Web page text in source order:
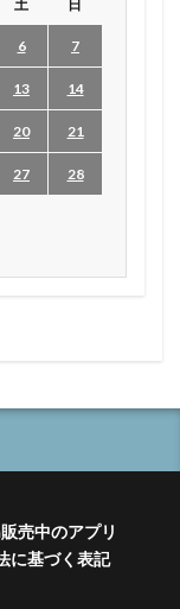
土 日
6 7
13 14
20 21
27 28
売中のアプリ
に基づく表記